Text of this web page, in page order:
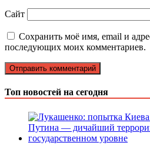
Сайт
Сохранить моё имя, email и
последующих моих комментариев.
Топ новостей на сегодня